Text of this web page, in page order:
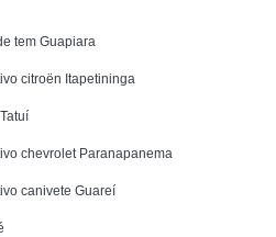
tem Guapiara
citroën Itapetininga
chevrolet Paranapanema
canivete Guareí